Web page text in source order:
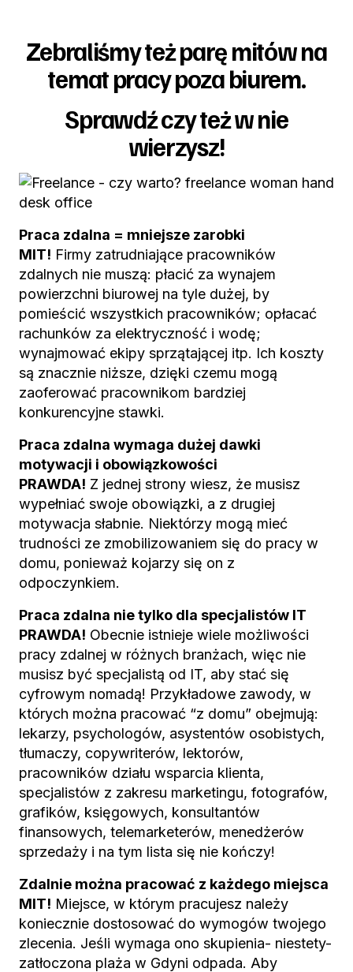
Zebraliśmy też parę mitów na
temat pracy poza biurem.
Sprawdź czy też w nie
wierzysz!
Praca zdalna = mniejsze zarobki
MIT! Firmy zatrudniające pracowników
zdalnych nie muszą: płacić za wynajem
powierzchni biurowej na tyle dużej, by
pomieścić wszystkich pracowników; opłacać
rachunków za elektryczność i wodę;
wynajmować ekipy sprzątającej itp. Ich koszty
są znacznie niższe, dzięki czemu mogą
zaoferować pracownikom bardziej
konkurencyjne stawki.
Praca zdalna wymaga dużej dawki
motywacji i obowiązkowości
PRAWDA! Z jednej strony wiesz, że musisz
wypełniać swoje obowiązki, a z drugiej
motywacja słabnie. Niektórzy mogą mieć
trudności ze zmobilizowaniem się do pracy w
domu, ponieważ kojarzy się on z
odpoczynkiem.
Praca zdalna nie tylko dla specjalistów IT
PRAWDA! Obecnie istnieje wiele możliwości
pracy zdalnej w różnych branżach, więc nie
musisz być specjalistą od IT, aby stać się
cyfrowym nomadą! Przykładowe zawody, w
których można pracować “z domu” obejmują:
lekarzy, psychologów, asystentów osobistych,
tłumaczy, copywriterów, lektorów,
pracowników działu wsparcia klienta,
specjalistów z zakresu marketingu, fotografów,
grafików, księgowych, konsultantów
finansowych, telemarketerów, menedżerów
sprzedaży i na tym lista się nie kończy!
Zdalnie można pracować z każdego miejsca
MIT! Miejsce, w którym pracujesz należy
koniecznie dostosować do wymogów twojego
zlecenia. Jeśli wymaga ono skupienia- niestety-
zatłoczona plaża w Gdyni odpada. Aby